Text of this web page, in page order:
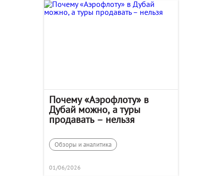
Почему «Аэрофлоту» в
Дубай можно, а туры
продавать – нельзя
Обзоры и аналитика
01/06/2026